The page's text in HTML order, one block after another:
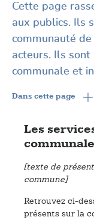
Cette page
aux publics. Ils
communauté
acteurs. Ils sont
communale et
Dans cette page
Les
communale
[texte de
commune]
Retrouvez ci-
présents sur la